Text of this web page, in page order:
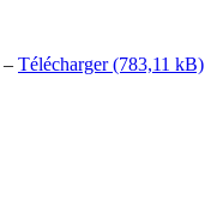
– Télécharger